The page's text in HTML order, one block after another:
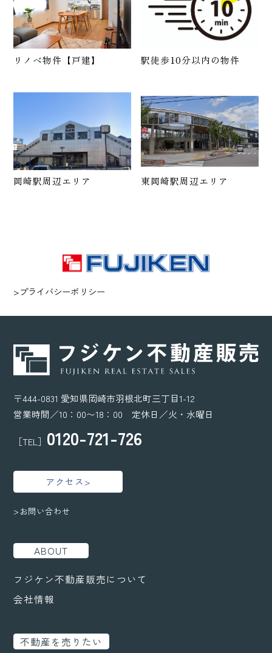
リノベ物件【戸建】 駅徒歩10分以内の物件
岡崎駅周辺エリア 東岡崎駅周辺エリア
>プライバシーポリシー
〒444-0831 愛知県岡崎市羽根北町三丁目1-12
営業時間／10：00〜18：00 定休日／火・水曜日
［TEL］ 0120-721-726
アクセス>
>お問い合わせ
ABOUT
フジケン不動産販売について
会社情報
不動産を売りたい